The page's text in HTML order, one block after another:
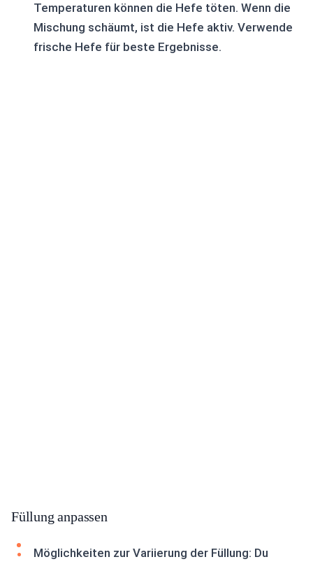
Temperaturen können die Hefe töten. Wenn die
Mischung schäumt, ist die Hefe aktiv. Verwende
frische Hefe für beste Ergebnisse.
Füllung anpassen
Möglichkeiten zur Variierung der Füllung: Du